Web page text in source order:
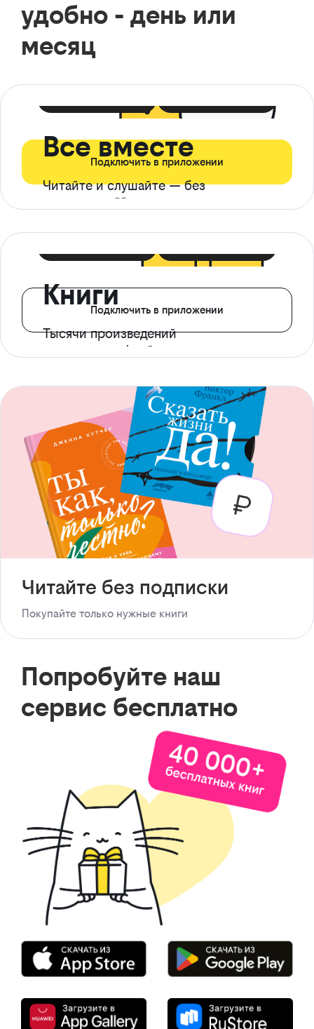
удобно - день или
месяц
Все вместе
Читайте и слушайте — без
ограничений*
Подключить в приложении
Книги
Тысячи произведений
с доступом офлайн
Подключить в приложении
Читайте без подписки
Покупайте только нужные книги
Попробуйте наш
сервис бесплатно